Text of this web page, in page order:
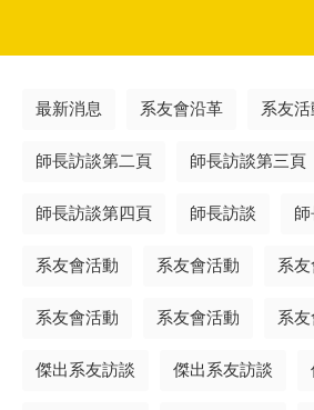
最新消息 系友會沿革 系友活
師長訪談第二頁 師長訪談第三頁
師長訪談第四頁 師長訪談
系友會活動 系友會活動 系
系友會活動 系友會活動 系
傑出系友訪談 傑出系友訪談